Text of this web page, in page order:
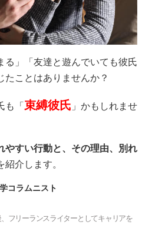
る」「友達と遊んでいても彼氏
ことはありませんか？
も「束縛彼氏 」かもしれませ
やすい行動と、その理由、別れ
紹介します。
コラムニスト
フリーランスライターとしてキャリアを